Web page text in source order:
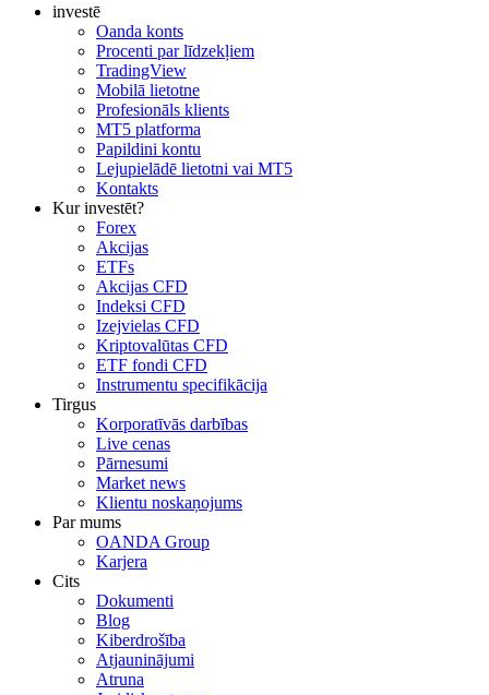
investē
Oanda konts
Procenti par līdzekļiem
TradingView
Mobilā lietotne
Profesionāls klients
MT5 platforma
Papildini kontu
Lejupielādē lietotni vai MT5
Kontakts
Kur investēt?
Forex
Akcijas
ETFs
Akcijas CFD
Indeksi CFD
Izejvielas CFD
Kriptovalūtas CFD
ETF fondi CFD
Instrumentu specifikācija
Tirgus
Korporatīvās darbības
Live cenas
Pārnesumi
Market news
Klientu noskaņojums
Par mums
OANDA Group
Karjera
Cits
Dokumenti
Blog
Kiberdrošība
Atjauninājumi
Atruna